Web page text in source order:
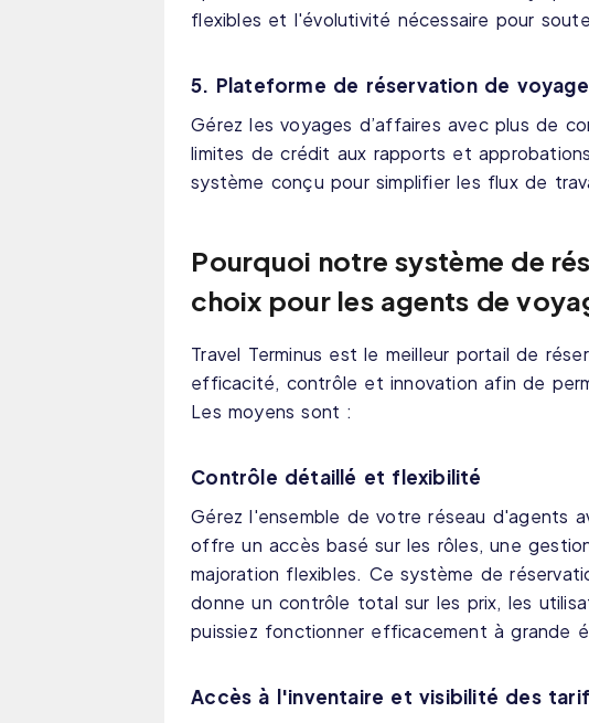
flexibles et l'évolutivité nécessaire pour
5. Plateforme de réservation de
Gérez les voyages d’affaires avec plus de
limites de crédit aux rapports et
système conçu pour simplifier les flux de
Pourquoi notre système de
choix pour les agents de
Travel Terminus est le meilleur portail de
efficacité, contrôle et innovation afin de
Les moyens sont :
Contrôle détaillé et flexibilité
Gérez l'ensemble de votre réseau d'agents
offre un accès basé sur les rôles, une
majoration flexibles. Ce système de
donne un contrôle total sur les prix, les
puissiez fonctionner efficacement à grande
Accès à l'inventaire et visibilité des